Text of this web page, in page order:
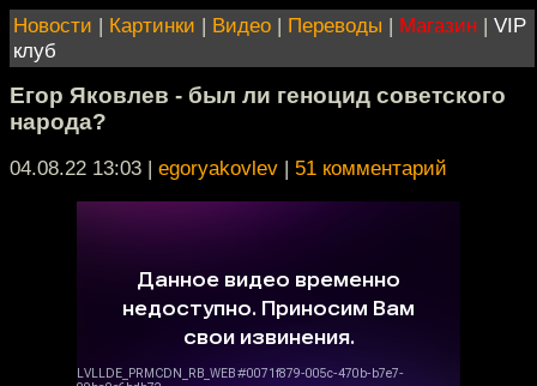
Новости | Картинки | Видео | Переводы | Магазин | VIP
клуб
Егор Яковлев - был ли геноцид советского
народа?
04.08.22 13:03 | egoryakovlev | 51 комментарий